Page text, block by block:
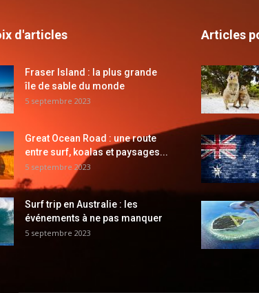
d'articles
Fraser Island : la plus grande
île de sable du monde
5 septembre 2023
Great Ocean Road : une route
entre surf, koalas et paysages...
5 septembre 2023
Surf trip en Australie : les
événements à ne pas manquer
5 septembre 2023
Articles